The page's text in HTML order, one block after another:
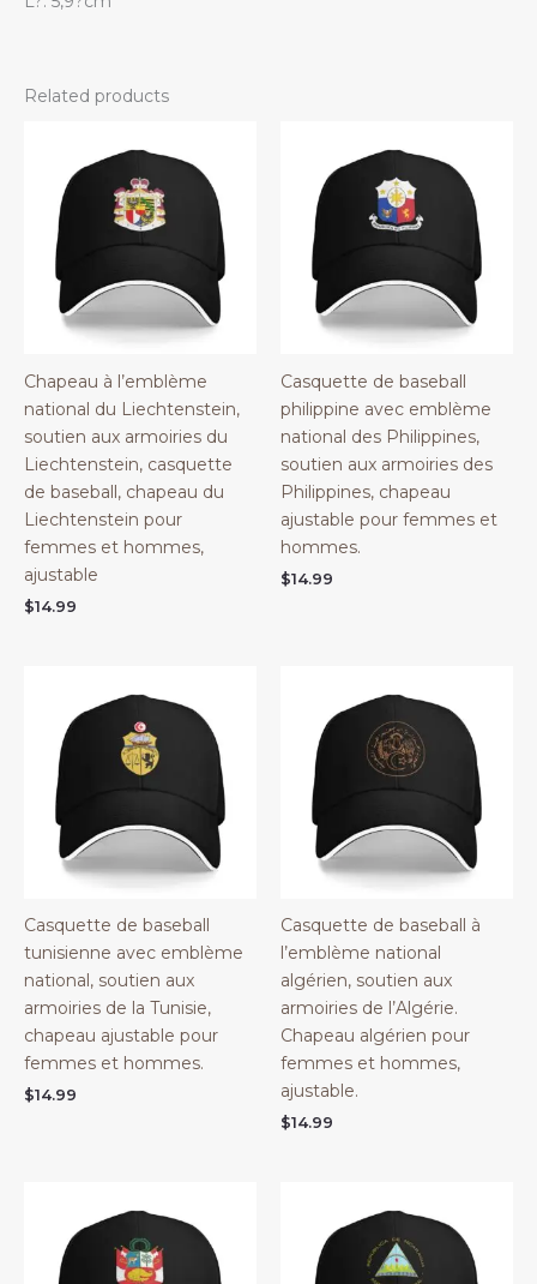
Related products
Chapeau à l’emblème
national du Liechtenstein,
soutien aux armoiries du
Liechtenstein, casquette
de baseball, chapeau du
Liechtenstein pour
femmes et hommes,
ajustable
$14.99
Casquette de baseball
philippine avec emblème
national des Philippines,
soutien aux armoiries des
Philippines, chapeau
ajustable pour femmes et
hommes.
$14.99
Casquette de baseball
tunisienne avec emblème
national, soutien aux
armoiries de la Tunisie,
chapeau ajustable pour
femmes et hommes.
$14.99
Casquette de baseball à
l’emblème national
algérien, soutien aux
armoiries de l’Algérie.
Chapeau algérien pour
femmes et hommes,
ajustable.
$14.99